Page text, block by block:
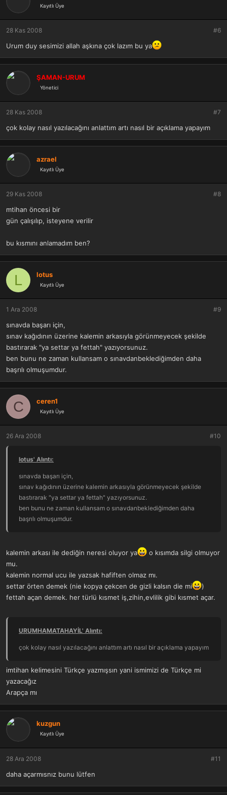
Kayıtlı Üye
28 Kas 2008 #6
Urum duy sesimizi allah aşkına çok lazım bu ya
ŞAMAN-URUM
Yönetici
28 Kas 2008 #7
çok kolay nasıl yazılacağını anlattım artı nasıl bir açıklama yapayım
azrael
Kayıtlı Üye
29 Kas 2008 #8
mtihan öncesi bir
gün çalışılıp, isteyene verilir
bu kısmını anlamadım ben?
L lotus
Kayıtlı Üye
1 Ara 2008 #9
sınavda başarı için,
sınav kağıdının üzerine kalemin arkasıyla görünmeyecek şekilde
bastırarak "ya settar ya fettah" yazıyorsunuz.
ben bunu ne zaman kullansam o sınavdanbeklediğimden daha
başrılı olmuşumdur.
C ceren1
Kayıtlı Üye
26 Ara 2008 #10
lotus' Alıntı:
sınavda başarı için,
sınav kağıdının üzerine kalemin arkasıyla görünmeyecek şekilde
bastırarak "ya settar ya fettah" yazıyorsunuz.
ben bunu ne zaman kullansam o sınavdanbeklediğimden daha
başrılı olmuşumdur.
kalemin arkası ile dediğin neresi oluyor ya
o kısımda silgi olmuyor
mu.
kalemin normal ucu ile yazsak hafiften olmaz mı.
settar örten demek (nie kopya çekcen de gizli kalsın die mi
)
fettah açan demek. her türlü kısmet iş,zihin,evlilik gibi kısmet açar.
URUMHAMATAHAYİL' Alıntı:
çok kolay nasıl yazılacağını anlattım artı nasıl bir açıklama yapayım
imtihan kelimesini Türkçe yazmışsın yani ismimizi de Türkçe mi
yazacağız
Arapça mı
kuzgun
Kayıtlı Üye
28 Ara 2008 #11
daha açarmısnız bunu lütfen